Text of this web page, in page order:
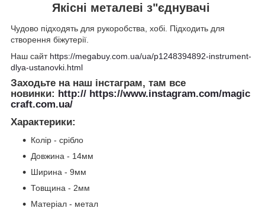
Якісні металеві з"єднувачі
Чудово підходять для рукоробства, хобі. Підходить для
створення біжутерії.
Наш сайт https://megabuy.com.ua/ua/p1248394892-instrument-
dlya-ustanovki.html
Заходьте на наш інстаграм, там все
новинки: http:// https://www.instagram.com/magic
craft.com.ua/
Характерики:
Колір - срібло
Довжина - 14мм
Ширина - 9мм
Товщина - 2мм
Матеріал - метал